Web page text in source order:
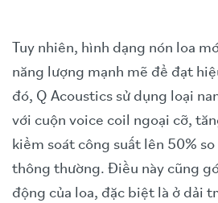
Tuy nhiên, hình dạng nón loa
năng lượng mạnh mẽ để đạt
đó, Q Acoustics sử dụng loại
với cuộn voice coil ngoại cỡ,
kiểm soát công suất lên 50%
thông thường. Điều này cũng
động của loa, đặc biệt là ở dải